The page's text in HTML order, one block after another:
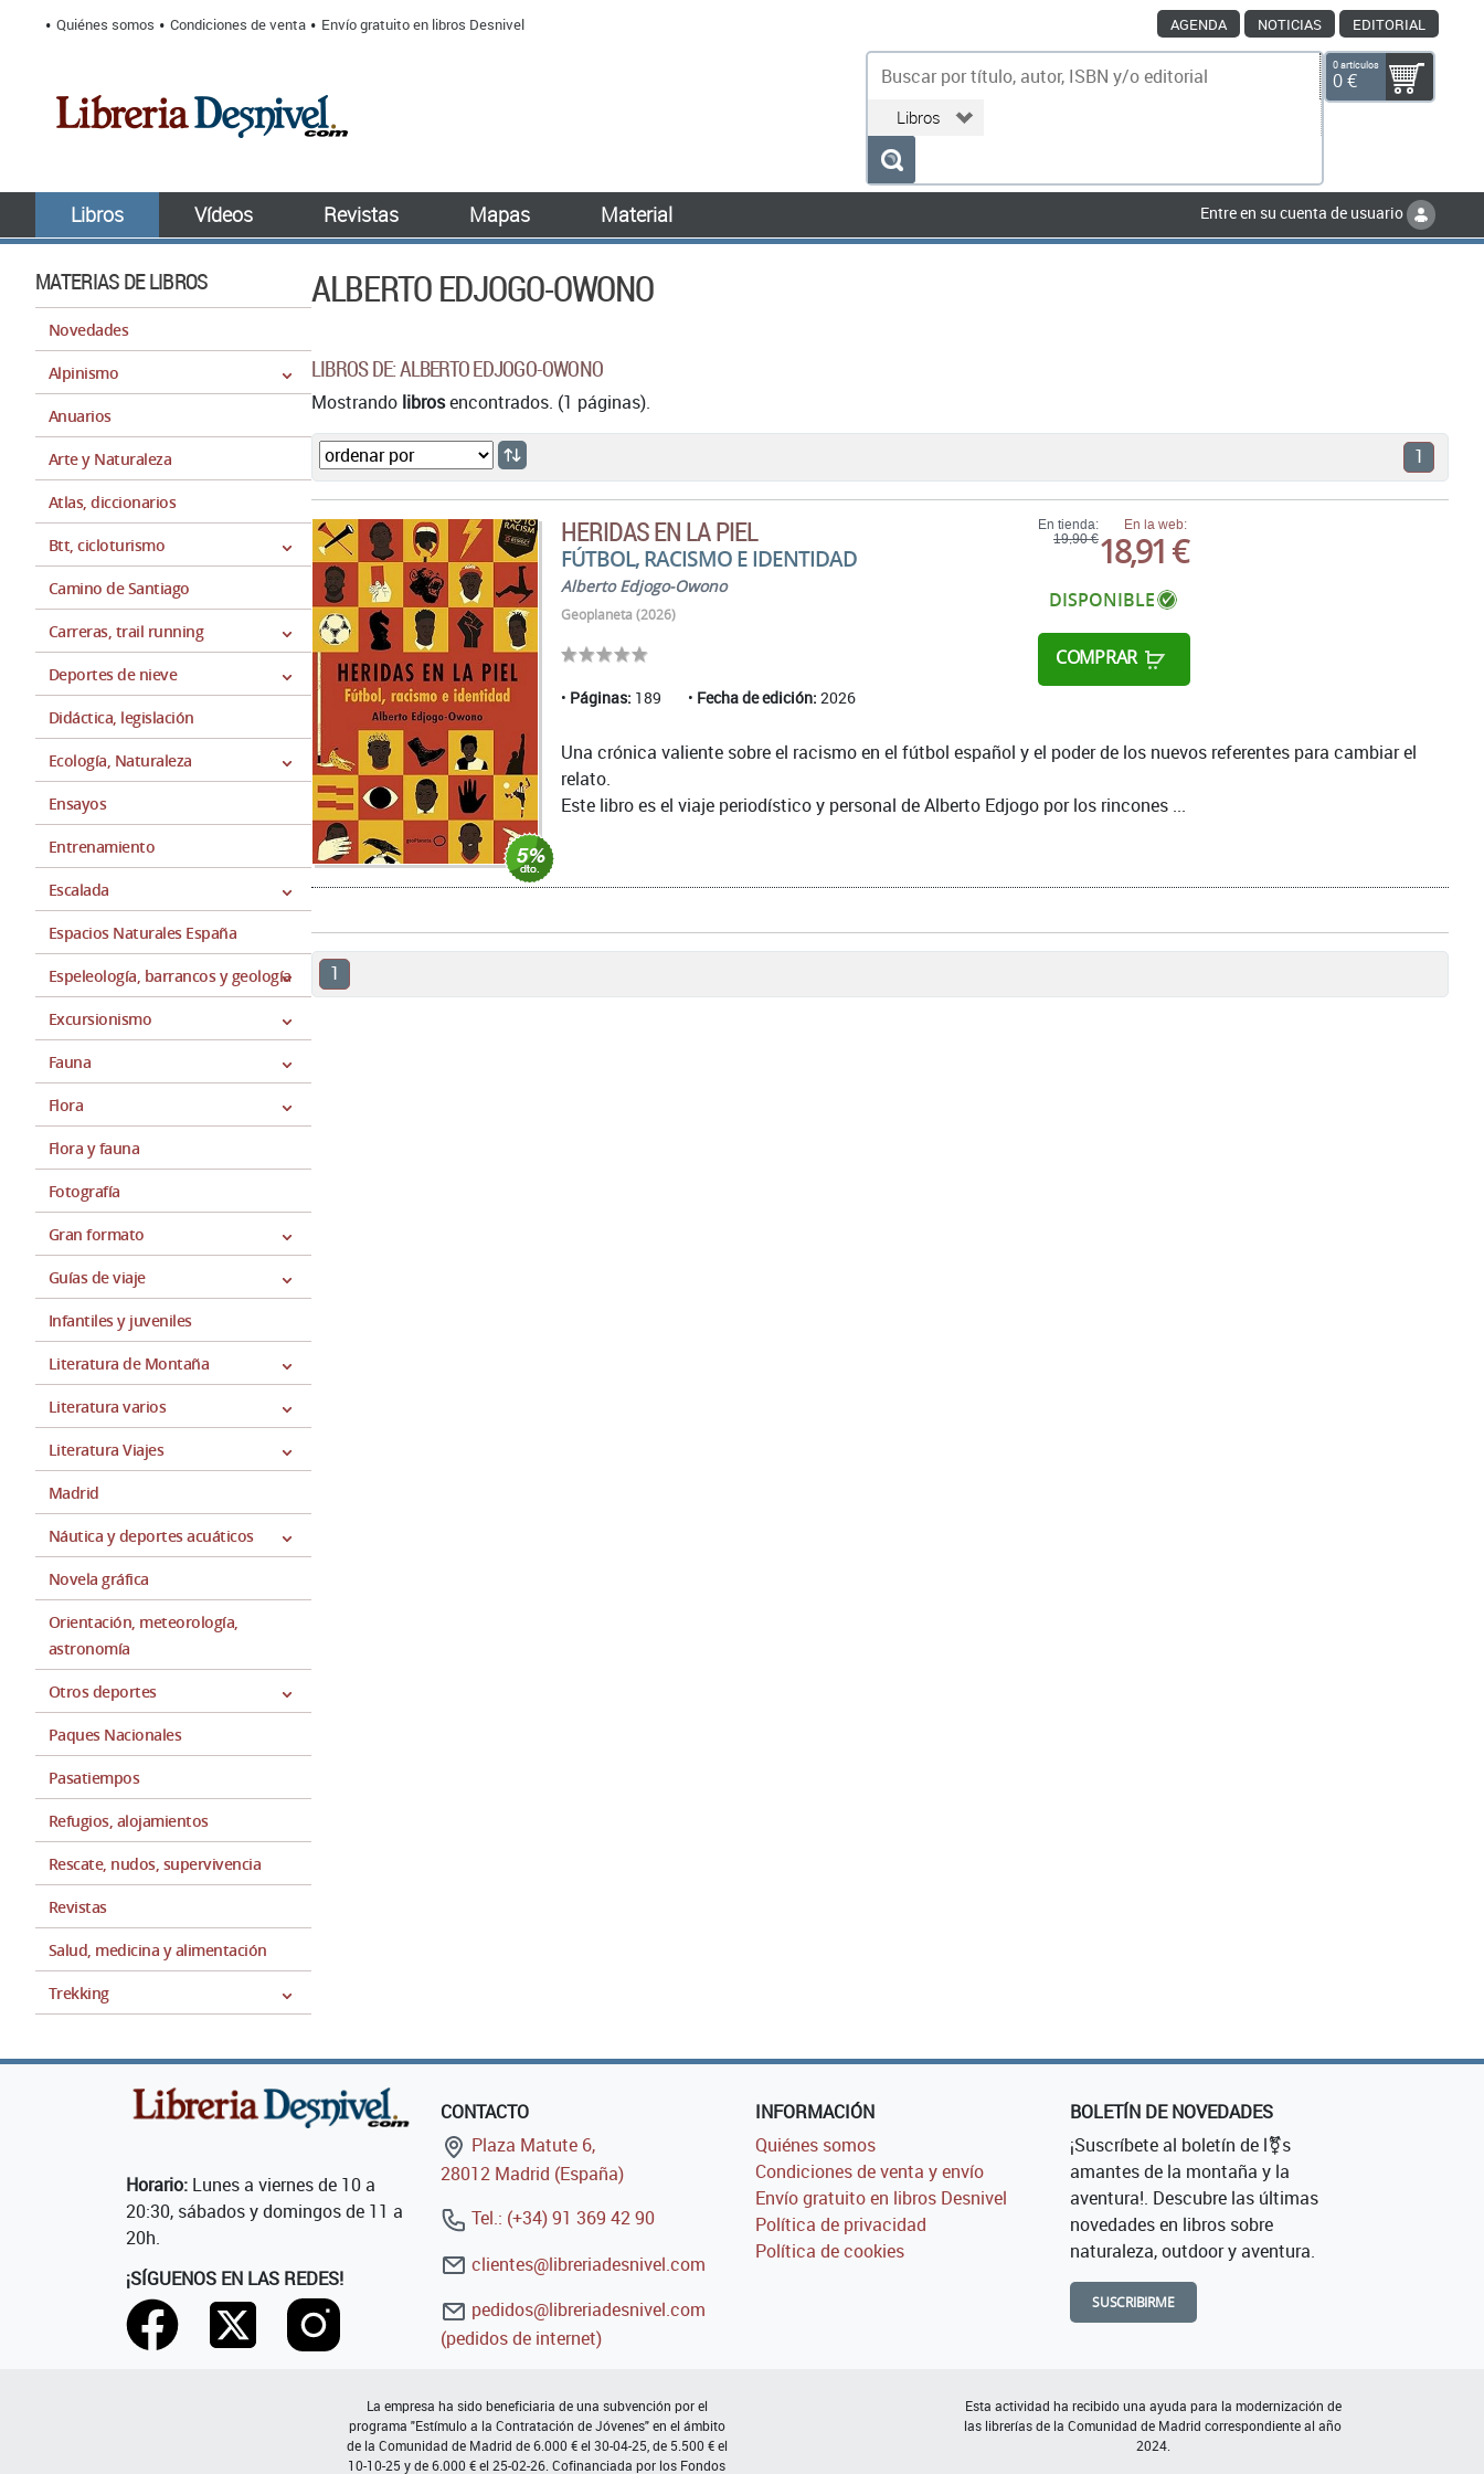
Quiénes somos Condiciones de venta Envío gratuito en libros Desnivel AGENDA NOTICIAS EDITORIAL
0 artículos
0 €
Libros Vídeos Revistas Mapas Material Entre en su cuenta de usuario
MATERIAS DE LIBROS
Novedades
Alpinismo
Anuarios
Arte y Naturaleza
Atlas, diccionarios
Btt, cicloturismo
Camino de Santiago
Carreras, trail running
Deportes de nieve
Didáctica, legislación
Ecología, Naturaleza
Ensayos
Entrenamiento
Escalada
Espacios Naturales España
Espeleología, barrancos y geología
Excursionismo
Fauna
Flora
Flora y fauna
Fotografía
Gran formato
Guías de viaje
Infantiles y juveniles
Literatura de Montaña
Literatura varios
Literatura Viajes
Madrid
Náutica y deportes acuáticos
Novela gráfica
Orientación, meteorología,
astronomía
Otros deportes
Paques Nacionales
Pasatiempos
Refugios, alojamientos
Rescate, nudos, supervivencia
Revistas
Salud, medicina y alimentación
Trekking
ALBERTO EDJOGO-OWONO
LIBROS DE: ALBERTO EDJOGO-OWONO
Mostrando librosencontrados. (1 páginas).
1
HERIDAS EN LA PIEL
FÚTBOL, RACISMO E IDENTIDAD
Alberto Edjogo-Owono
Geoplaneta (2026)
Páginas: 189 Fecha de edición: 2026
En tienda:
19,90 €
En la web:
18,91 €
DISPONIBLE
COMPRAR
Una crónica valiente sobre el racismo en el fútbol español y el poder de los nuevos referentes para cambiar el
relato.
Este libro es el viaje periodístico y personal de Alberto Edjogo por los rincones ...
1
Horario: Lunes a viernes de 10 a
20:30, sábados y domingos de 11 a
20h.
¡SÍGUENOS EN LAS REDES!
CONTACTO
Plaza Matute 6,
28012 Madrid (España)
Tel.: (+34) 91 369 42 90
clientes@libreriadesnivel.com
pedidos@libreriadesnivel.com
(pedidos de internet)
INFORMACIÓN
Quiénes somos
Condiciones de venta y envío
Envío gratuito en libros Desnivel
Política de privacidad
Política de cookies
BOLETÍN DE NOVEDADES
¡Suscríbete al boletín de l⚧s
amantes de la montaña y la
aventura!. Descubre las últimas
novedades en libros sobre
naturaleza, outdoor y aventura.
SUSCRIBIRME
La empresa ha sido beneficiaria de una subvención por el
programa "Estímulo a la Contratación de Jóvenes" en el ámbito
de la Comunidad de Madrid de 6.000 € el 30-04-25, de 5.500 € el
10-10-25 y de 6.000 € el 25-02-26. Cofinanciada por los Fondos
Esta actividad ha recibido una ayuda para la modernización de
las librerías de la Comunidad de Madrid correspondiente al año
2024.